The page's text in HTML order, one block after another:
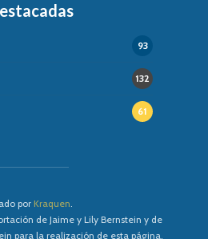
93
132
61
por Kraquen.
de Jaime y Lily Bernstein y de
para la realización de esta página.